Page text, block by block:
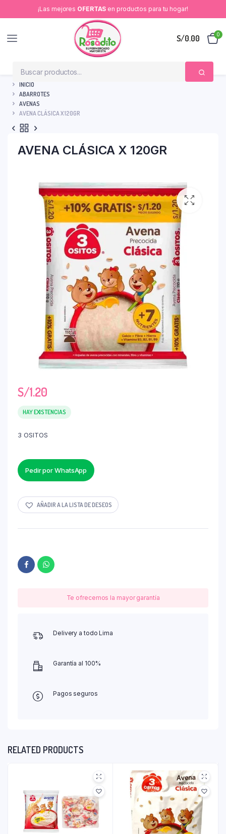
¡Las mejores OFERTAS en productos para tu hogar!
S/0.00 0
INICIO
ABARROTES
AVENAS
AVENA CLÁSICA X 120GR
AVENA CLÁSICA X 120GR
S/1.20
HAY EXISTENCIAS
3 OSITOS
Pedir por WhatsApp
AÑADIR A LA LISTA DE DESEOS
Te ofrecemos la mayor garantía
Delivery a todo Lima
Garantía al 100%
Pagos seguros
RELATED PRODUCTS